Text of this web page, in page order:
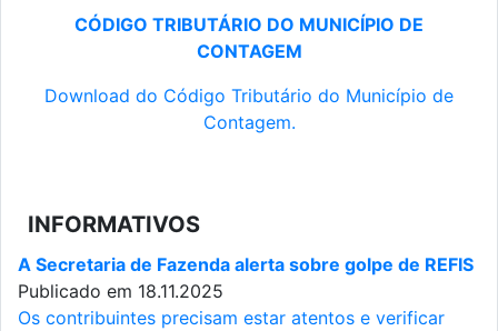
CÓDIGO TRIBUTÁRIO DO MUNICÍPIO DE
CONTAGEM
Download do Código Tributário do Município de
Contagem.
INFORMATIVOS
A Secretaria de Fazenda alerta sobre golpe de REFIS
Publicado em 18.11.2025
Os contribuintes precisam estar atentos e verificar